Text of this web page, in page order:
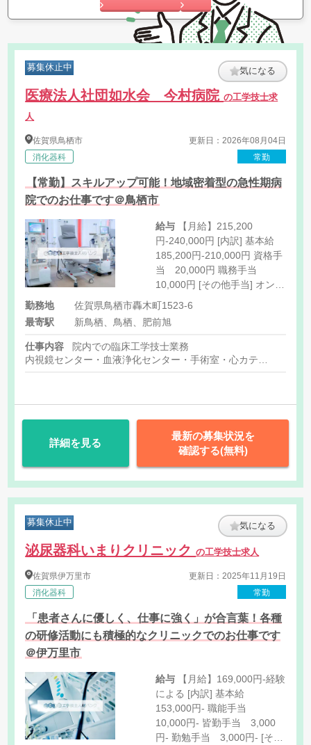
募集休止中 気になる
医療法人社団如水会 今村病院の工学技士求
人
佐賀県鳥栖市
消化器科
更新日：2026年08月04日
常勤
【常勤】スキルアップ可能！地域密着型の急性期病
院でのお仕事です＠鳥栖市
給与
円-240,000円 [内訳] 基本給
185,200円-210,000円 資格手
当 20,000円 職務手当
10,000円 [その他手当] オンコ
ール手当 3,000円/回
勤務地
佐賀県鳥栖市轟木町1523-6
最寄駅
新鳥栖、鳥栖、肥前旭
仕事内容
院内での臨床工学技士業務
内視鏡センター・血液浄化センター・手術室・心カテ
詳細を見る
最新の募集状況を
確認する(無料)
募集休止中 気になる
泌尿器科いまりクリニックの工学技士求人
佐賀県伊万里市
消化器科
更新日：2025年11月19日
常勤
「患者さんに優しく、仕事に強く」が合言葉！各種
の研修活動にも積極的なクリニックでのお仕事です
＠伊万里市
給与
による [内訳] 基本給
153,000円- 職能手当
10,000円- 皆勤手当 3,000
円- 勤勉手当 3,000円- [その